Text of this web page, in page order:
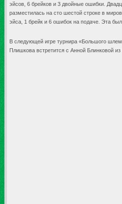
эйсов, 6 брейков и 3 двойные ошибки.
разместилась на сто шестой строке в
эйса, 1 брейк и 6 ошибок на подаче. Эта
В следующей игре турнира «Большого
Плишкова встретится с Анной Блинковой из